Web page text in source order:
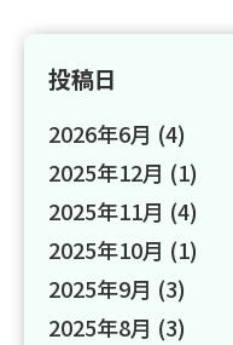
投稿日
2026年6月 (4)
2025年12月 (1)
2025年11月 (4)
2025年10月 (1)
2025年9月 (3)
2025年8月 (3)